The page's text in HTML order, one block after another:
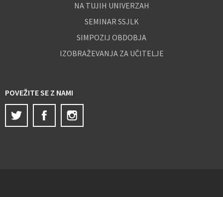
NA TUJIH UNIVERZAH
SEMINAR SSJLK
SIMPOZIJ OBDOBJA
IZOBRAŽEVANJA ZA UČITELJE
POVEŽITE SE Z NAMI
Twitter
Facebook